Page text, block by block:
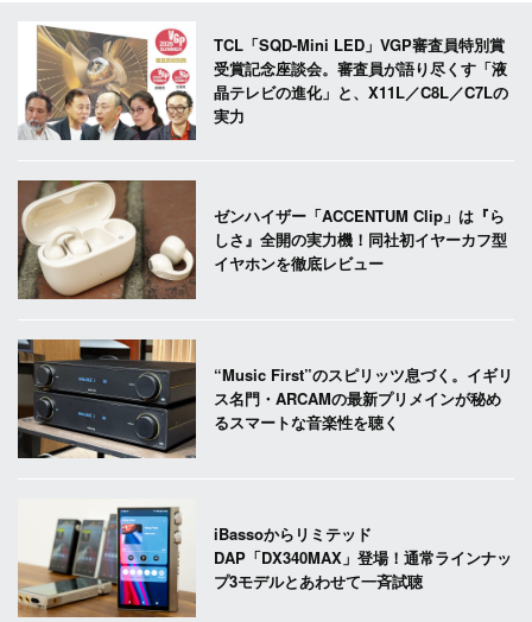
TCL「SQD-Mini LED」VGP審査員特別賞
受賞記念座談会。審査員が語り尽くす「液
晶テレビの進化」と、X11L／C8L／C7Lの
実力
ゼンハイザー「ACCENTUM Clip」は『ら
しさ』全開の実力機！同社初イヤーカフ型
イヤホンを徹底レビュー
“Music First”のスピリッツ息づく。イギリ
ス名門・ARCAMの最新プリメインが秘め
るスマートな音楽性を聴く
iBassoからリミテッド
DAP「DX340MAX」登場！通常ラインナッ
プ3モデルとあわせて一斉試聴